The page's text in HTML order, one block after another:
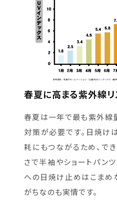
春夏に高まる紫外線リ
春夏は一年で最も紫外線
対策が必要です。日焼け
耗にもつながるため、で
さで半袖やショートパン
への日焼け止めはこまめ
がちなのも実情です。